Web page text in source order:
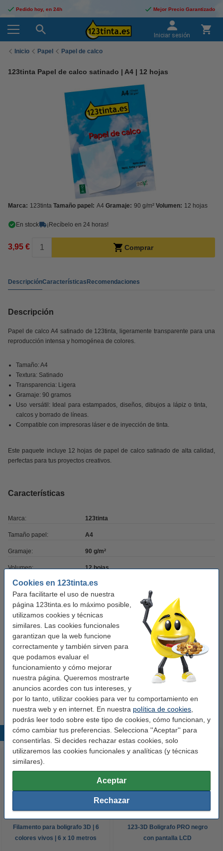
Cookies en 123tinta.es
Para facilitarte el uso de nuestra
página 123tinta.es lo máximo posible,
utilizamos cookies y técnicas
similares. Las cookies funcionales
garantizan que la web funcione
correctamente y también sirven para
que podamos evaluar el
funcionamiento y cómo mejorar
nuestra página. Queremos mostrarte
anuncios acordes con tus intereses, y
por lo tanto, utilizar cookies para ver tu comportamiento en
nuestra web y en internet. En nuestra política de cookies
podrás leer todo sobre este tipo de cookies, cómo funcionan, y
cómo cambiar tus preferencias. Selecciona ''Aceptar'' para
consentirlas. Si decides rechazar estas cookies, solo
utilizaremos las cookies funcionales y analíticas (y técnicas
similares).
Aceptar
Rechazar
Pedido hoy, en 24h Mejor Precio Garantizado
Iniciar sesión
Inicio Papel Papel de calco
123tinta Papel de calco satinado | A4 | 12 hojas
Marca: 123tinta Tamaño papel: A4 Gramaje: 90 g/m² Volumen: 12 hojas
En stock ¡Recíbelo en 24 horas!
3,95 € Comprar
DescripciónCaracterísticasRecomendaciones
Descripción
Papel de calco A4 satinado de 123tinta, ligeramente transparente para una
reproducción intensa y homogénea de colores.
Tamaño: A4
Textura: Satinado
Transparencia: Ligera
Gramaje: 90 gramos
Uso versátil: Ideal para estampados, diseños, dibujos a lápiz o tinta,
calcos y borrado de líneas.
Compatible con impresoras láser e de inyección de tinta.
Este paquete incluye 12 hojas de papel de calco satinado de alta calidad,
perfectas para tus proyectos creativos.
Características
Marca: 123tinta
Tamaño papel: A4
Gramaje: 90 g/m²
Volumen: 12 hojas
Modelo: papel de calco
Núm. de item: 060862
Pack ahorro
Pack x5 Papel de calco satinado A4 (12 hojas)
(marca 123tinta)
Etiquetas ambientales y marcas de calidad
Productos destacados
Filamento para boligrafo 3D | 6
colores vivos | 6 x 10 metros
123-3D Boligrafo PRO negro
con pantalla LCD